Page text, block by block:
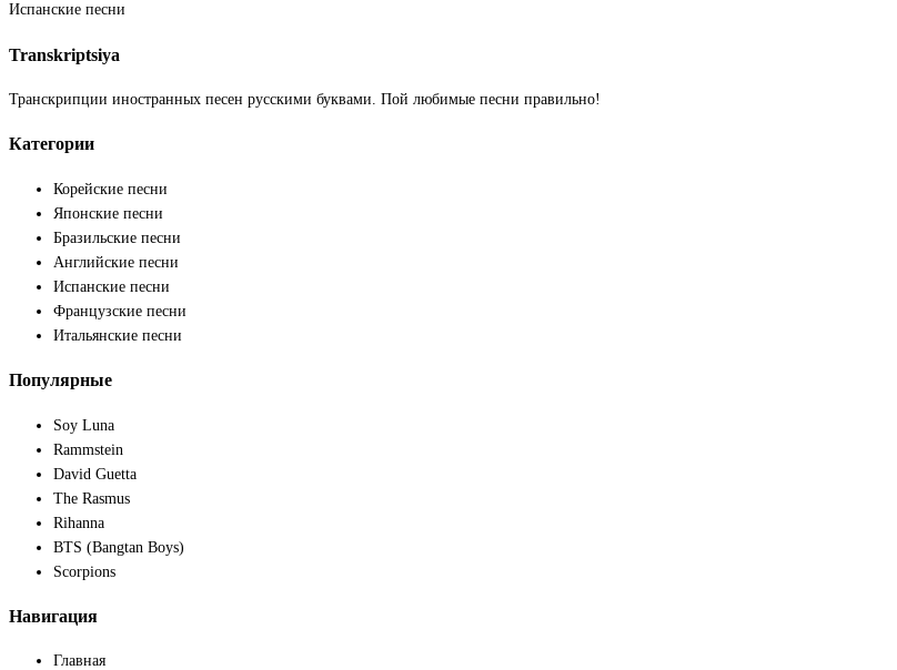
Испанские песни
Transkriptsiya
Транскрипции иностранных песен русскими буквами. Пой любимые песни правильно!
Категории
Корейские песни
Японские песни
Бразильские песни
Английские песни
Испанские песни
Французские песни
Итальянские песни
Популярные
Soy Luna
Rammstein
David Guetta
The Rasmus
Rihanna
BTS (Bangtan Boys)
Scorpions
Навигация
Главная